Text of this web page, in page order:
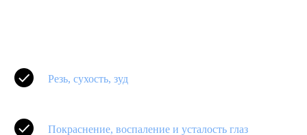
Резь, сухость, зуд
Покраснение, воспаление и усталость глаз